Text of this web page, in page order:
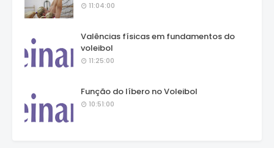
11:04:00
Valências físicas em fundamentos do
voleibol
11:25:00
Função do líbero no Voleibol
10:51:00